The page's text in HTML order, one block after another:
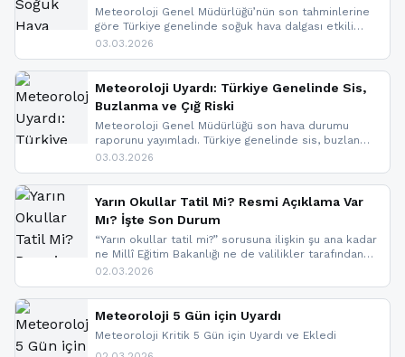
Meteoroloji Genel Müdürlüğü’nün son tahminlerine
göre Türkiye genelinde soğuk hava dalgası etkili
oluyor. Birçok il için kar yağışı ve buzlanma uyarısı
03.03.2026
Meteoroloji Uyardı: Türkiye Genelinde Sis,
Buzlanma ve Çığ Riski
Meteoroloji Genel Müdürlüğü son hava durumu
raporunu yayımladı. Türkiye genelinde sis, buzlanma
ve don beklenirken Doğu Anadolu ve Doğu
yapıldı. İşte son dakika meteoroloji gelişmeleri.
03.03.2026
Yarın Okullar Tatil Mi? Resmi Açıklama Var
Mı? İşte Son Durum
“Yarın okullar tatil mi?” sorusuna ilişkin şu ana kadar
ne Millî Eğitim Bakanlığı ne de valilikler tarafından
yapılmış resmi bir tatil açıklaması bulunmamaktadır.
paylaşacağız. En hızlı şekilde haberdar olmak için
sitemizi takip edebilir ve bildirimleri açabilirsiniz.
02.03.2026
Meteoroloji 5 Gün için Uyardı
Meteoroloji Kritik 5 Gün için Uyardı ve Ekledi